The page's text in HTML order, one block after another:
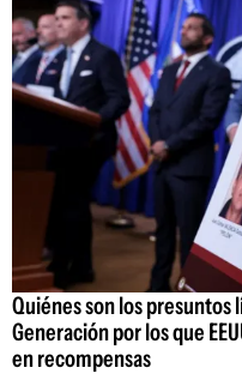
Quiénes son los presuntos
Generación por los que
en recompensas